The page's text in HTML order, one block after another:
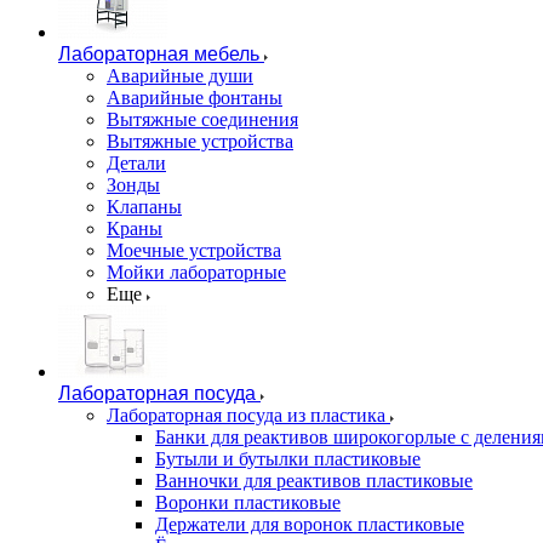
Лабораторная мебель
Аварийные души
Аварийные фонтаны
Вытяжные соединения
Вытяжные устройства
Детали
Зонды
Клапаны
Краны
Моечные устройства
Мойки лабораторные
Еще
Лабораторная посуда
Лабораторная посуда из пластика
Банки для реактивов широкогорлые с
Бутыли и бутылки пластиковые
Ванночки для реактивов пластиковые
Воронки пластиковые
Держатели для воронок пластиковые